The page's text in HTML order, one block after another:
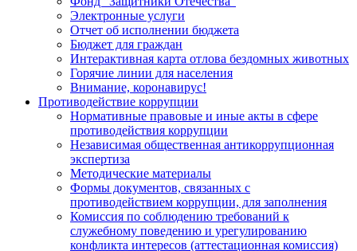
Электронные услуги
Отчет об исполнении бюджета
Бюджет для граждан
Интерактивная карта отлова бездомных животных
Горячие линии для населения
Внимание, коронавирус!
Противодействие коррупции
Нормативные правовые и иные акты в сфере
противодействия коррупции
Независимая общественная антикоррупционная
экспертиза
Методические материалы
Формы документов, связанных с
противодействием коррупции, для заполнения
Комиссия по соблюдению требований к
служебному поведению и урегулированию
конфликта интересов (аттестационная комиссия)